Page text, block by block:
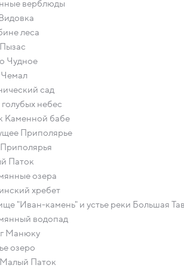
верблюды
леса
Чудное
сад
небес
Каменной бабе
Приполярье
Паток
озера
хребет
"Иван-камень" и устье реки Большая
водопад
Манюку
озеро
Паток